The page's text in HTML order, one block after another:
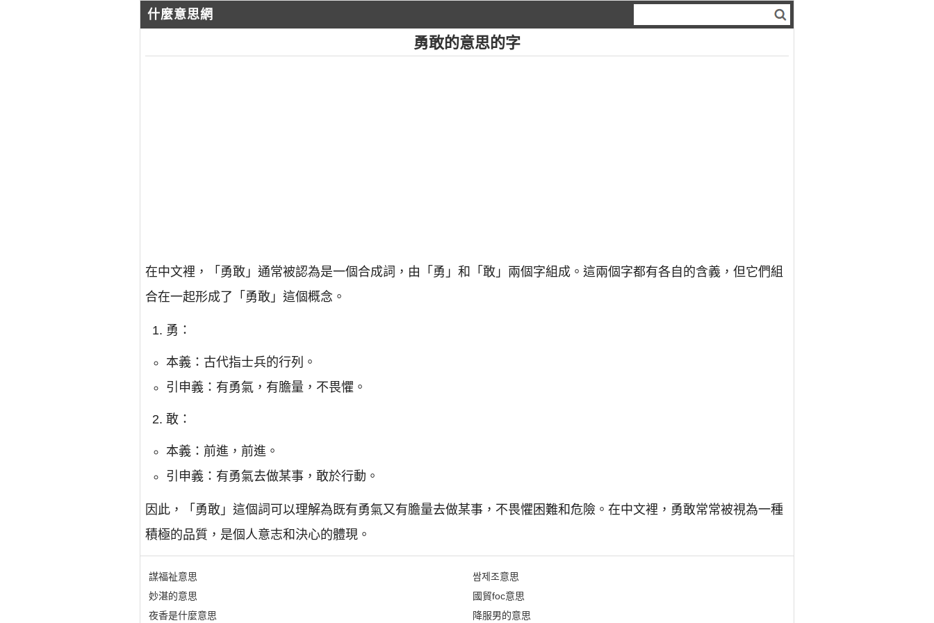
什麼意思網
勇敢的意思的字
在中文裡，「勇敢」通常被認為是一個合成詞，由「勇」和「敢」兩個字組成。這兩個字都有各自的含義，但它們組
合在一起形成了「勇敢」這個概念。
勇：
本義：古代指士兵的行列。
引申義：有勇氣，有膽量，不畏懼。
敢：
本義：前進，前進。
引申義：有勇氣去做某事，敢於行動。
因此，「勇敢」這個詞可以理解為既有勇氣又有膽量去做某事，不畏懼困難和危險。在中文裡，勇敢常常被視為一種
積極的品質，是個人意志和決心的體現。
謀福祉意思
妙湛的意思
夜香是什麼意思
쌈제조意思
國貿foc意思
降服男的意思